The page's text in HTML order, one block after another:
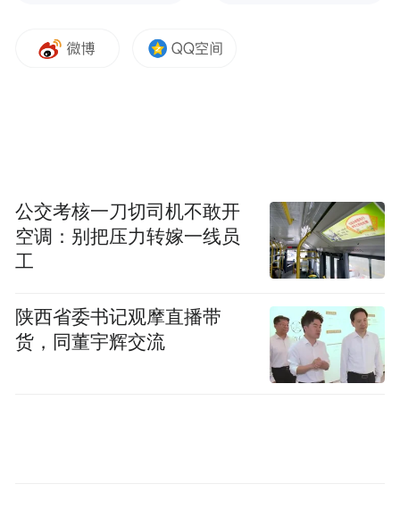
典诈骗案例、发放宣传手册、悬挂宣传横幅
老年人讲解养老诈骗、虚假投资诈骗等高频
诈骗手段，耐心解答老年人的疑问，引导老
年群体提高警惕、守住养老钱，切实提升重
点群体的防诈能力。
此次全方位、多维度的3.15反诈宣传活动，
进一步扩大了防范电信网络诈骗知识的覆盖
公交考核一刀切司机不敢开
空调：别把压力转嫁一线员
工
陕西省委书记观摩直播带
货，同董宇辉交流